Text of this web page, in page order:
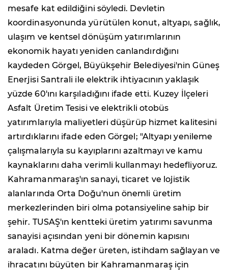
mesafe kat edildiğini söyledi. Devletin
koordinasyonunda yürütülen konut, altyapı, sağlık,
ulaşım ve kentsel dönüşüm yatırımlarının
ekonomik hayatı yeniden canlandırdığını
kaydeden Görgel, Büyükşehir Belediyesi'nin Güneş
Enerjisi Santrali ile elektrik ihtiyacının yaklaşık
yüzde 60'ını karşıladığını ifade etti. Kuzey İlçeleri
Asfalt Üretim Tesisi ve elektrikli otobüs
yatırımlarıyla maliyetleri düşürüp hizmet kalitesini
artırdıklarını ifade eden Görgel; "Altyapı yenileme
çalışmalarıyla su kayıplarını azaltmayı ve kamu
kaynaklarını daha verimli kullanmayı hedefliyoruz.
Kahramanmaraş'ın sanayi, ticaret ve lojistik
alanlarında Orta Doğu'nun önemli üretim
merkezlerinden biri olma potansiyeline sahip bir
şehir. TUSAŞ'ın kentteki üretim yatırımı savunma
sanayisi açısından yeni bir dönemin kapısını
araladı. Katma değer üreten, istihdam sağlayan ve
ihracatını büyüten bir Kahramanmaraş için